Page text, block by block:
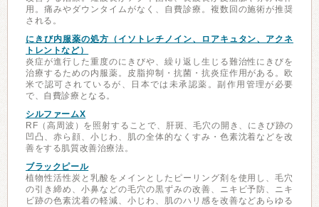
用。痛みやダウンタイムがなく、自費診療。複数回の施術が推奨
される。
にきび内服薬の処方（イソトレチノイン、ロアキュタン、アクネ
トレントなど）
炎症が進行した重度のにきびや、繰り返し生じる難治性にきびを
治療するための内服薬。皮脂抑制・抗菌・抗炎症作用がある。欧
米で認可されているが、日本では未承認薬。副作用管理が必要
で、自費診療となる。
シルファームX
RF（高周波）を照射することで、肝斑、毛穴の開き、にきび跡の
凹凸、赤ら顔、小じわ、肌の全体的なくすみ・色素沈着などを改
善をする肌質改善治療法。
ブラックピール
植物性活性炭と乳酸をメインとしたピーリング剤を使用し、毛穴
の引き締め、小鼻などの毛穴の黒ずみの改善、ニキビ予防、ニキ
ビ跡の色素沈着の軽減、小じわ、肌のハリ感を改善などあらゆる